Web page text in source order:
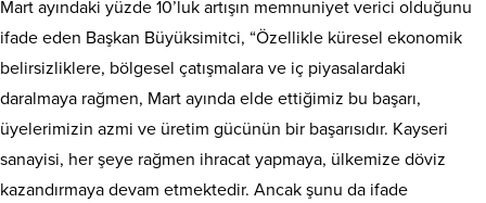
Mart ayındaki yüzde 10’luk artışın memnuniyet verici olduğunu
ifade eden Başkan Büyüksimitci, “Özellikle küresel ekonomik
belirsizliklere, bölgesel çatışmalara ve iç piyasalardaki
daralmaya rağmen, Mart ayında elde ettiğimiz bu başarı,
üyelerimizin azmi ve üretim gücünün bir başarısıdır. Kayseri
sanayisi, her şeye rağmen ihracat yapmaya, ülkemize döviz
kazandırmaya devam etmektedir. Ancak şunu da ifade